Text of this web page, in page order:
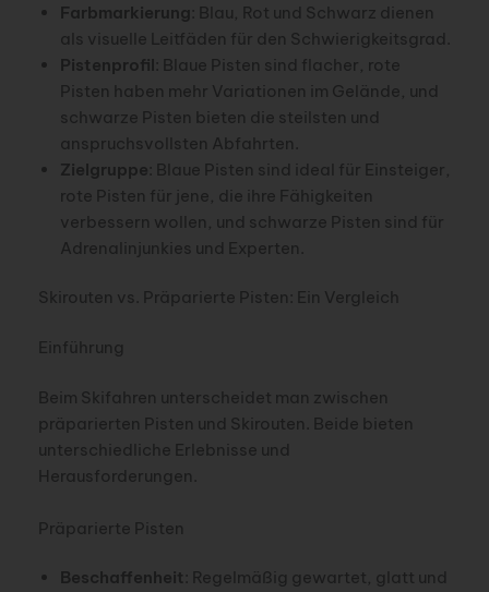
Farbmarkierung : Blau, Rot und Schwarz dienen
als visuelle Leitfäden für den Schwierigkeitsgrad.
Pistenprofil : Blaue Pisten sind flacher, rote
Pisten haben mehr Variationen im Gelände, und
schwarze Pisten bieten die steilsten und
anspruchsvollsten Abfahrten.
Zielgruppe : Blaue Pisten sind ideal für Einsteiger,
rote Pisten für jene, die ihre Fähigkeiten
verbessern wollen, und schwarze Pisten sind für
Adrenalinjunkies und Experten.
Skirouten vs. Präparierte Pisten: Ein Vergleich
Einführung
Beim Skifahren unterscheidet man zwischen
präparierten Pisten und Skirouten. Beide bieten
unterschiedliche Erlebnisse und
Herausforderungen.
Präparierte Pisten
Beschaffenheit : Regelmäßig gewartet, glatt und